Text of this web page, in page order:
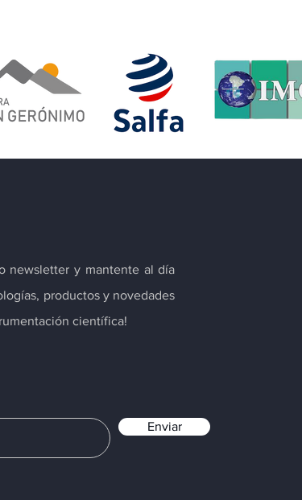
newsletter y mantente al día
productos y novedades
científica!
Enviar